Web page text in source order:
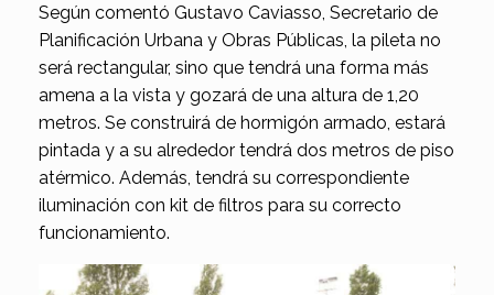
Según comentó Gustavo Caviasso, Secretario de
Planificación Urbana y Obras Públicas, la pileta no
será rectangular, sino que tendrá una forma más
amena a la vista y gozará de una altura de 1,20
metros. Se construirá de hormigón armado, estará
pintada y a su alrededor tendrá dos metros de piso
atérmico. Además, tendrá su correspondiente
iluminación con kit de filtros para su correcto
funcionamiento.